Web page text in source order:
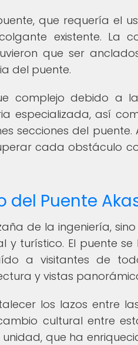
que requería el
existente. La
que ser
del puente.
complejo debido a
especializada, así
secciones del puente.
cada obstáculo
Puente
de la ingeniería,
turístico. El puente
a visitantes de
y vistas
los lazos entre
cultural entre
que ha